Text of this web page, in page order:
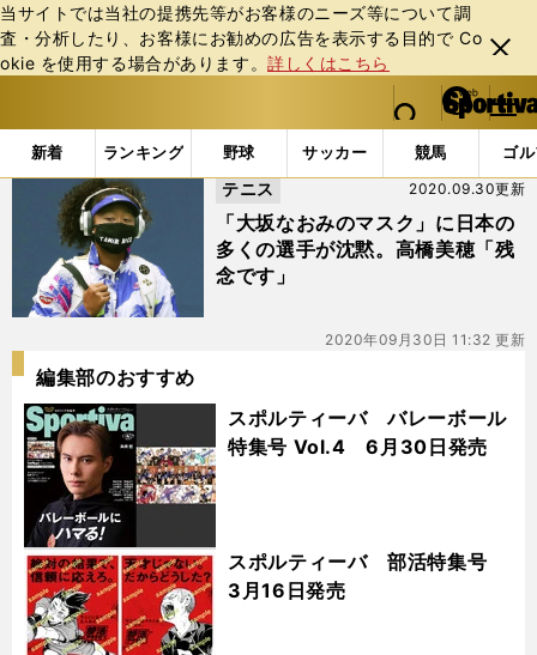
当サイトでは当社の提携先等がお客様のニーズ等について調
査・分析したり、お客様にお勧めの広告を表⽰する⽬的で Co
okie を使⽤する場合があります。詳しくはこちら
閉じ
る
web Sportiva (webスポルティーバ)
検索
マイペ
ー
ジ
メニュ
新着 ランキング 野球 サッカー 競馬 ゴ
b
ス
ー
バ
「#山崎浩子」の最新ニュース・ 情報
「大坂なおみのマスク」に日本の
多くの選手が沈黙。高橋美穂「残
念です」
2020.09.30更新
テニス
2020年09月30日 11:32 更新
編集部のおすすめ
スポルティーバ バレーボール
特集号 Vol.4 6月30日発売
スポルティーバ 部活特集号
3月16日発売